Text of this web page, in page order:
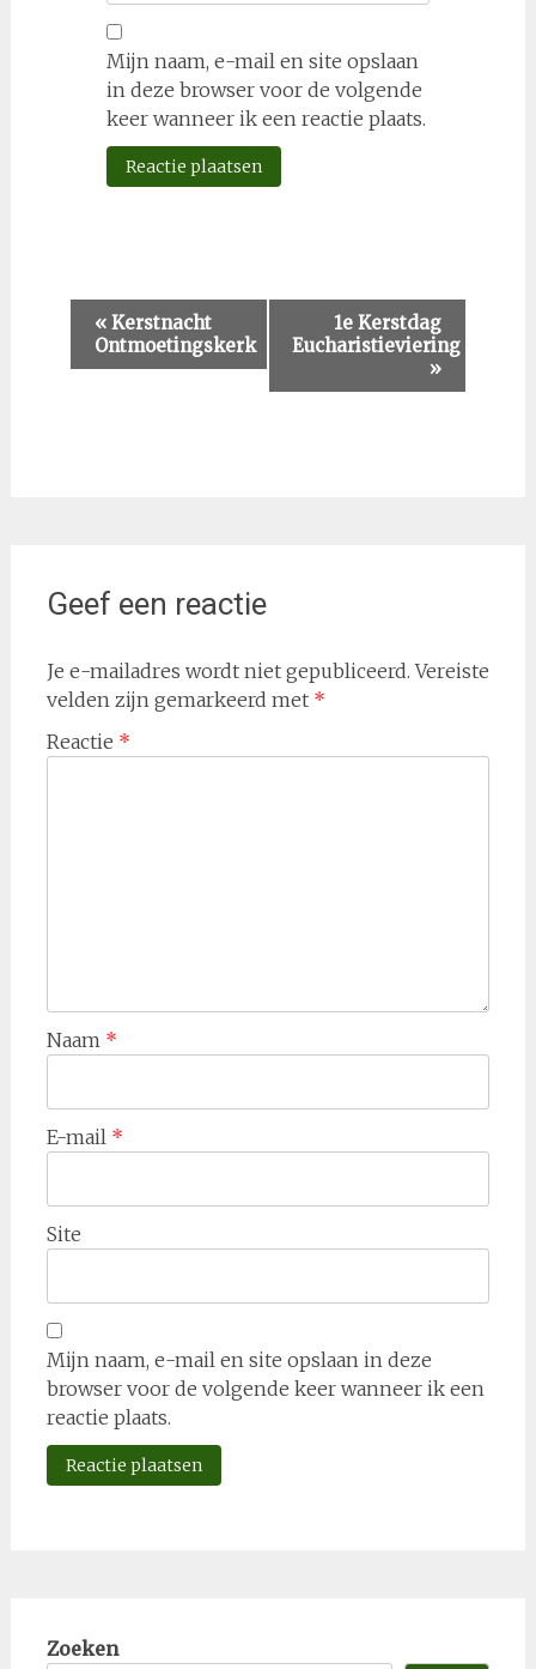
Mijn naam, e-mail en site opslaan
in deze browser voor de volgende
keer wanneer ik een reactie plaats.
Evenement
Navigatie
«Kerstnacht
Ontmoetingskerk
1e Kerstdag
Eucharistieviering
»
Geef een reactie
Je e-mailadres wordt niet gepubliceerd. Vereiste
velden zijn gemarkeerd met *
Reactie *
Naam *
E-mail *
Site
Mijn naam, e-mail en site opslaan in deze
browser voor de volgende keer wanneer ik een
reactie plaats.
Zoeken